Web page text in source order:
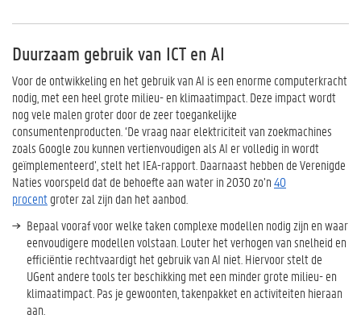
Duurzaam gebruik van ICT en AI
Voor de ontwikkeling en het gebruik van AI is een enorme computerkracht
nodig, met een heel grote milieu- en klimaatimpact. Deze impact wordt
nog vele malen groter door de zeer toegankelijke
consumentenproducten. ‘De vraag naar elektriciteit van zoekmachines
zoals Google zou kunnen vertienvoudigen als AI er volledig in wordt
geïmplementeerd’, stelt het IEA-rapport. Daarnaast hebben de Verenigde
Naties voorspeld dat de behoefte aan water in 2030 zo’n40
procentgroter zal zijn dan het aanbod.
Bepaal vooraf voor welke taken complexe modellen nodig zijn en waar
eenvoudigere modellen volstaan. Louter het verhogen van snelheid en
efficiëntie rechtvaardigt het gebruik van AI niet. Hiervoor stelt de
UGent andere tools ter beschikking met een minder grote milieu- en
klimaatimpact. Pas je gewoonten, takenpakket en activiteiten hieraan
aan.